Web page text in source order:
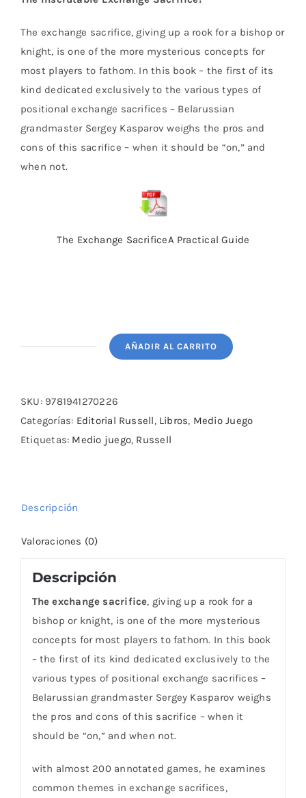
The exchange sacrifice, giving up a rook for a bishop or
knight, is one of the more mysterious concepts for
most players to fathom. In this book – the first of its
kind dedicated exclusively to the various types of
positional exchange sacrifices – Belarussian
grandmaster Sergey Kasparov weighs the pros and
cons of this sacrifice – when it should be “on,” and
when not.
The Exchange SacrificeA Practical Guide
AÑADIR AL CARRITO
SKU: 9781941270226
Categorías: Editorial Russell, Libros, Medio Juego
Etiquetas: Medio juego, Russell
Descripción
Valoraciones (0)
Descripción
The exchange sacrifice, giving up a rook for a
bishop or knight, is one of the more mysterious
concepts for most players to fathom. In this book
– the first of its kind dedicated exclusively to the
various types of positional exchange sacrifices –
Belarussian grandmaster Sergey Kasparov weighs
the pros and cons of this sacrifice – when it
should be “on,” and when not.
with almost 200 annotated games, he examines
common themes in exchange sacrifices,